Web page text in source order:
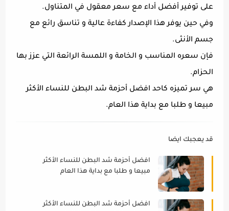
على توفير أفضل أداء مع سعر معقول في المتناول.
وفي حين يوفر هذا الإصدار كفاءة عالية و تناسق رائع مع
جسم الأنثى.
فإن سعره المناسب و الخامة و اللمسة الرائعة التي عزز بها
الحزام.
هي سر تميزه كاحد افضل أحزمة شد البطن للنساء الأكثر
مبيعا و طلبا مع بداية هذا العام.
قد يعجبك ايضا
افضل أحزمة شد البطن للنساء الأكثر
مبيعا و طلبا مع بداية هذا العام
افضل أحزمة شد البطن للنساء الأكثر